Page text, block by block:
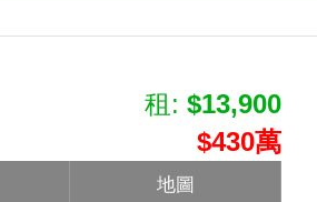
租: $13,900
$430萬
地圖